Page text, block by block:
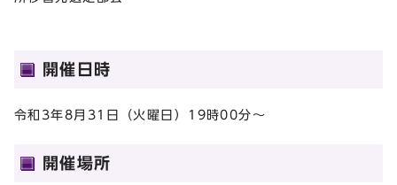
開催日時
令和3年8月31日（火曜日）19時00分～
開催場所